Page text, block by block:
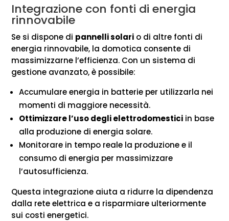
Integrazione con fonti di energia
rinnovabile
Se si dispone di pannelli solari o di altre fonti di
energia rinnovabile, la domotica consente di
massimizzarne l’efficienza. Con un sistema di
gestione avanzato, è possibile:
Accumulare energia in batterie per utilizzarla nei
momenti di maggiore necessità.
Ottimizzare l’uso degli elettrodomestici in base
alla produzione di energia solare.
Monitorare in tempo reale la produzione e il
consumo di energia per massimizzare
l’autosufficienza.
Questa integrazione aiuta a ridurre la dipendenza
dalla rete elettrica e a risparmiare ulteriormente
sui costi energetici.